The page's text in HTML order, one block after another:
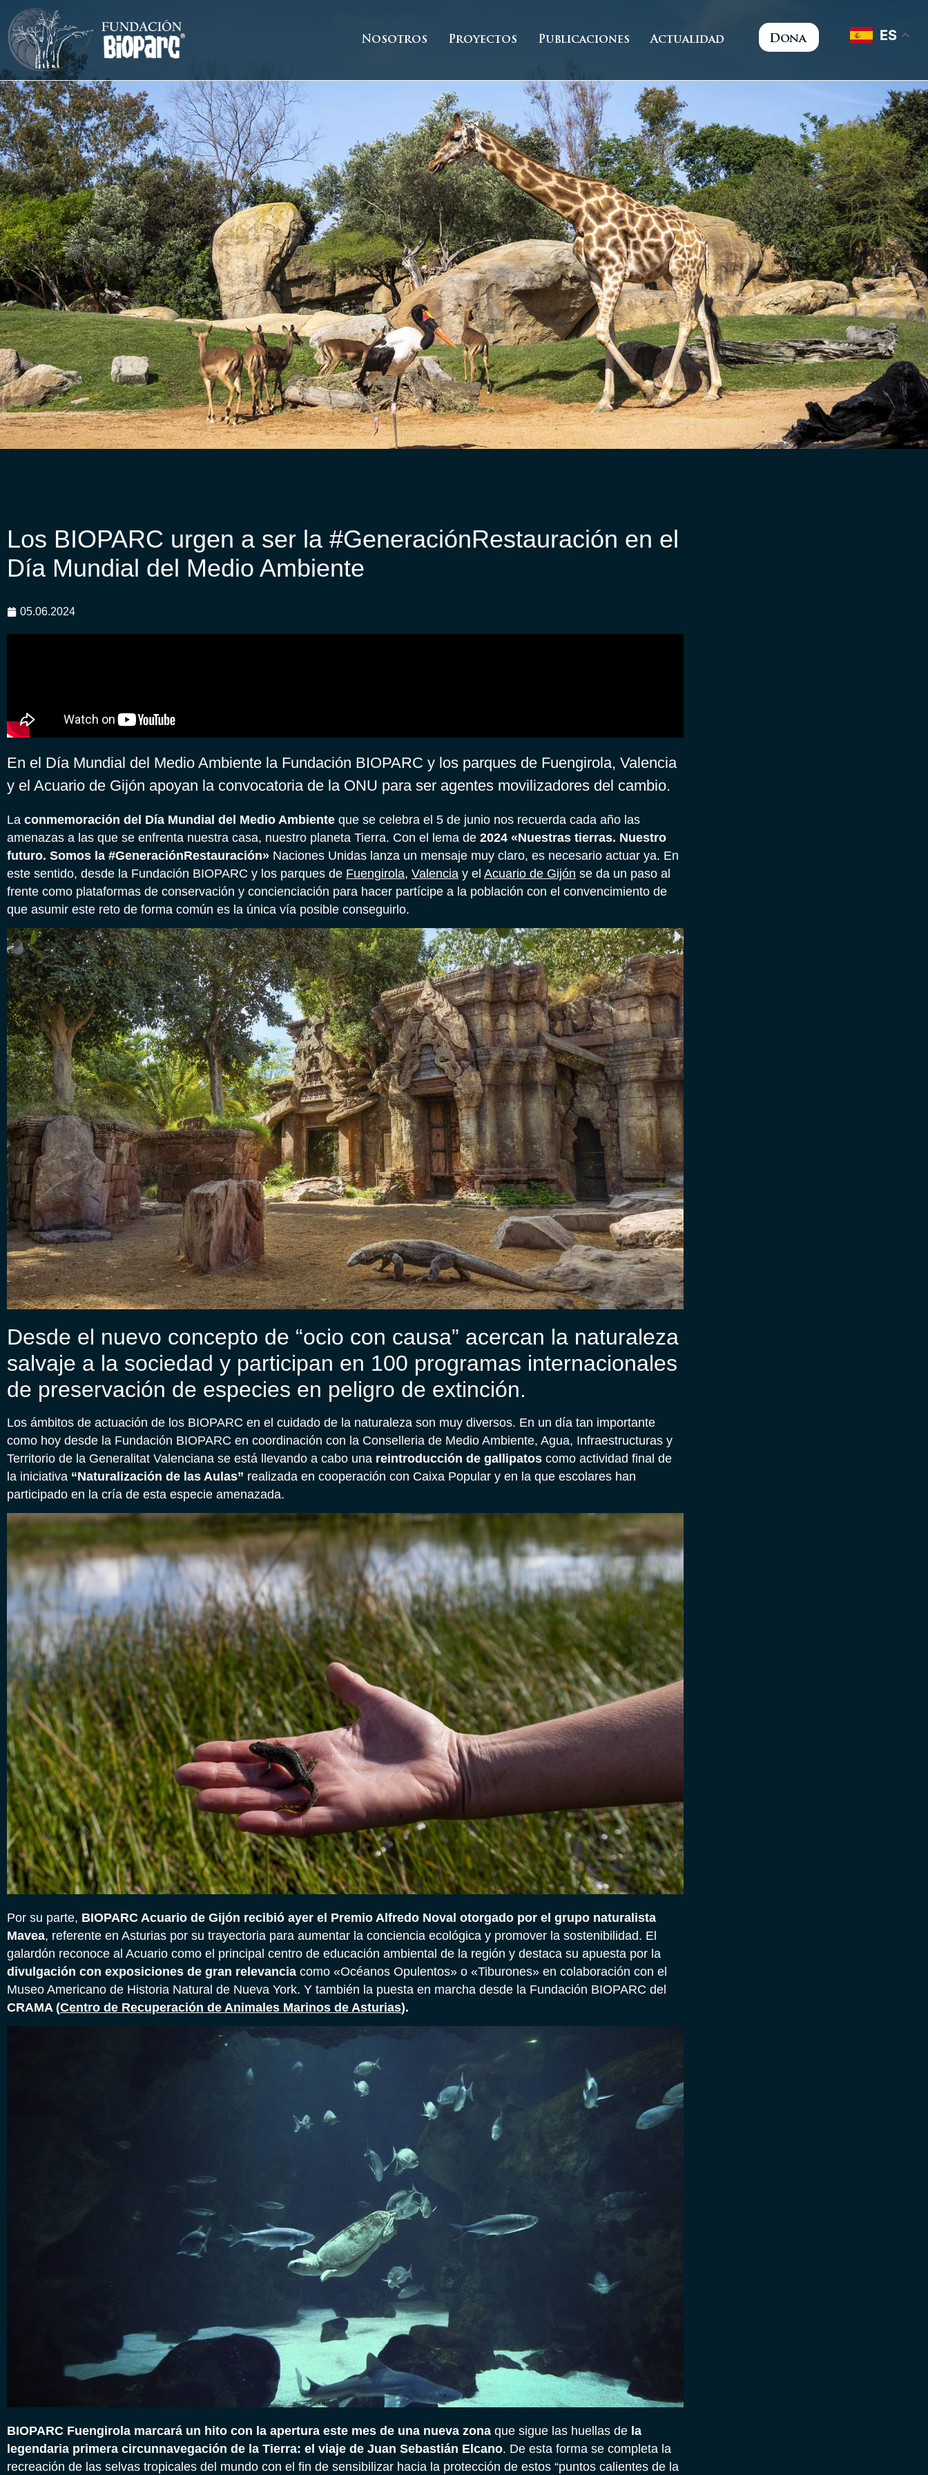
Nosotros Proyectos Publicaciones Actualidad Dona ES
Los BIOPARC urgen a ser la #GeneraciónRestauración en el
Día Mundial del Medio Ambiente
05.06.2024
En el Día Mundial del Medio Ambiente la Fundación BIOPARC y los parques de Fuengirola, Valencia
y el Acuario de Gijón apoyan la convocatoria de la ONU para ser agentes movilizadores del cambio.
La conmemoración del Día Mundial del Medio Ambiente que se celebra el 5 de junio nos recuerda cada año las
amenazas a las que se enfrenta nuestra casa, nuestro planeta Tierra. Con el lema de 2024 «Nuestras tierras. Nuestro
futuro. Somos la #GeneraciónRestauración» Naciones Unidas lanza un mensaje muy claro, es necesario actuar ya. En
este sentido, desde la Fundación BIOPARC y los parques de Fuengirola, Valencia y el Acuario de Gijón se da un paso al
frente como plataformas de conservación y concienciación para hacer partícipe a la población con el convencimiento de
que asumir este reto de forma común es la única vía posible conseguirlo.
Desde el nuevo concepto de “ocio con causa” acercan la naturaleza
salvaje a la sociedad y participan en 100 programas internacionales
de preservación de especies en peligro de extinción.
Los ámbitos de actuación de los BIOPARC en el cuidado de la naturaleza son muy diversos. En un día tan importante
como hoy desde la Fundación BIOPARC en coordinación con la Conselleria de Medio Ambiente, Agua, Infraestructuras y
Territorio de la Generalitat Valenciana se está llevando a cabo una reintroducción de gallipatos como actividad final de
la iniciativa “Naturalización de las Aulas” realizada en cooperación con Caixa Popular y en la que escolares han
participado en la cría de esta especie amenazada.
Por su parte, BIOPARC Acuario de Gijón recibió ayer el Premio Alfredo Noval otorgado por el grupo naturalista
Mavea, referente en Asturias por su trayectoria para aumentar la conciencia ecológica y promover la sostenibilidad. El
galardón reconoce al Acuario como el principal centro de educación ambiental de la región y destaca su apuesta por la
divulgación con exposiciones de gran relevancia como «Océanos Opulentos» o «Tiburones» en colaboración con el
Museo Americano de Historia Natural de Nueva York. Y también la puesta en marcha desde la Fundación BIOPARC del
CRAMA (Centro de Recuperación de Animales Marinos de Asturias).
BIOPARC Fuengirola marcará un hito con la apertura este mes de una nueva zona que sigue las huellas de la
legendaria primera circunnavegación de la Tierra: el viaje de Juan Sebastián Elcano. De esta forma se completa la
recreación de las selvas tropicales del mundo con el fin de sensibilizar hacia la protección de estos “puntos calientes de la